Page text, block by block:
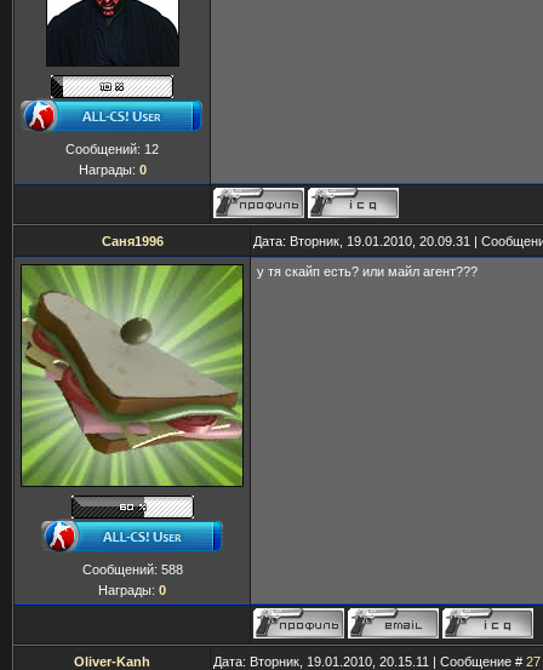
Сообщений: 12
Награды: 0
Саня1996 Дата: Вторник, 19.01.2010, 20.09.31 |
Сообщений: 588
Награды: 0
у тя скайп есть? или майл агент???
Oliver-Kanh Дата: Вторник, 19.01.2010, 20.15.11 | Сообщение # 27